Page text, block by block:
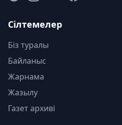
Сілтемелер
Біз туралы
Байланыс
Жарнама
Жазылу
Газет архиві